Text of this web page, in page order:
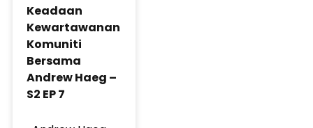
Keadaan
Kewartawanan
Komuniti
Bersama
Andrew Haeg –
S2 EP 7